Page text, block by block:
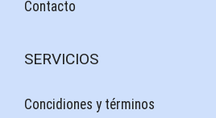
Contacto
SERVICIOS
Concidiones y términos